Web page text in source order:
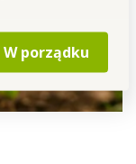
W porządku